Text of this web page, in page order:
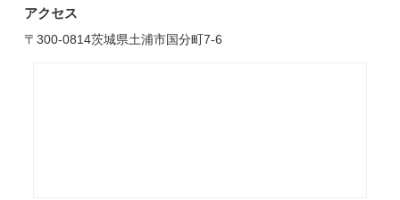
アクセス
〒300-0814茨城県土浦市国分町7-6